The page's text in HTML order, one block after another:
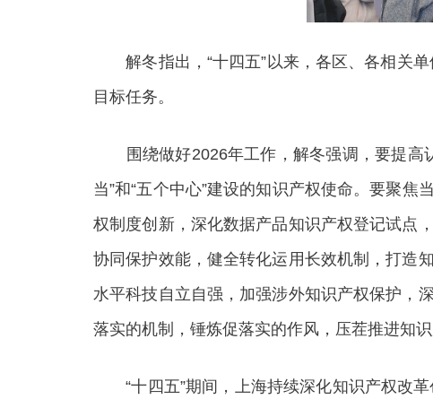
解冬指出，“十四五”以来，各区、各相关单
目标任务。
围绕做好2026年工作，解冬强调，要提高认
当”和“五个中心”建设的知识产权使命。要聚
权制度创新，深化数据产品知识产权登记试点
协同保护效能，健全转化运用长效机制，打造
水平科技自立自强，加强涉外知识产权保护，
落实的机制，锤炼促落实的作风，压茬推进知
“十四五”期间，上海持续深化知识产权改革